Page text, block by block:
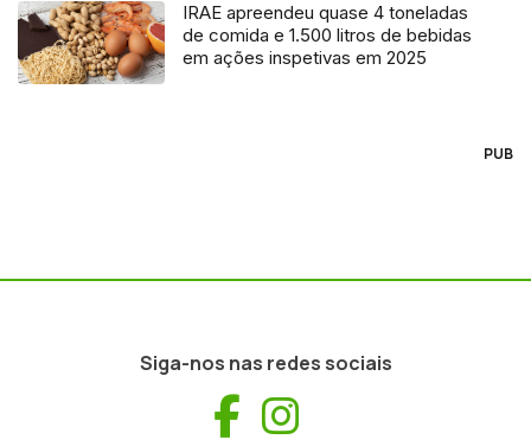
IRAE apreendeu quase 4 toneladas
de comida e 1.500 litros de bebidas
em ações inspetivas em 2025
PUB
Siga-nos nas redes sociais
Facebook